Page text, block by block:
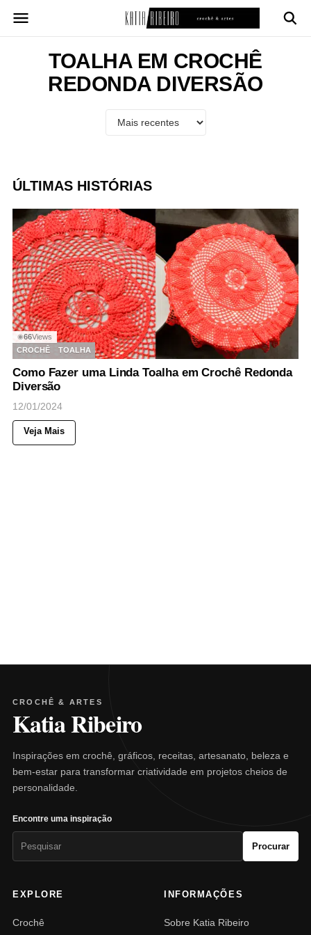
para
TOALHA EM CROCHÊ
REDONDA DIVERSÃO
ÚLTIMAS HISTÓRIAS
◉66Views
CROCHÊ
TOALHA
Como Fazer uma Linda Toalha em Crochê Redonda
Diversão
12/01/2024
Veja Mais
CROCHÊ & ARTES
Katia Ribeiro
Inspirações em crochê, gráficos, receitas, artesanato, beleza e
bem-estar para transformar criatividade em projetos cheios de
personalidade.
Encontre uma inspiração
Procurar
EXPLORE
Crochê
INFORMAÇÕES
Sobre Katia Ribeiro